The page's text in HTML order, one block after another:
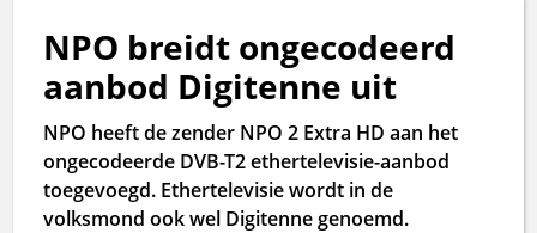
NPO breidt ongecodeerd
aanbod Digitenne uit
NPO heeft de zender NPO 2 Extra HD aan het
ongecodeerde DVB-T2 ethertelevisie-aanbod
toegevoegd. Ethertelevisie wordt in de
volksmond ook wel Digitenne genoemd.